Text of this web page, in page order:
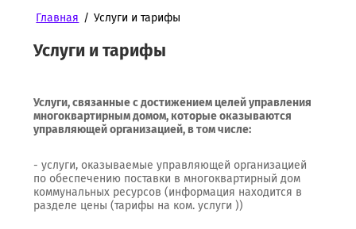
Главная / Услуги и тарифы
Услуги и тарифы
Услуги, связанные с достижением целей управления
многоквартирным домом, которые оказываются
управляющей организацией, в том числе:
- услуги, оказываемые управляющей организацией
по обеспечению поставки в многоквартирный дом
коммунальных ресурсов (информация находится в
разделе цены (тарифы на ком. услуги ))